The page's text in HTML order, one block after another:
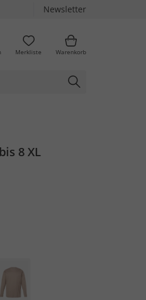
Newsletter
Merkliste Warenkorb
8 XL